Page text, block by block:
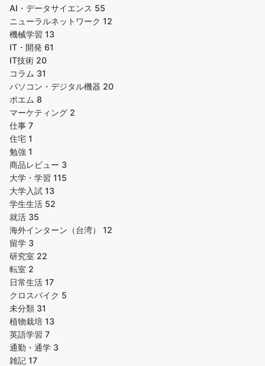
AI・データサイエンス 55
ニューラルネットワーク 12
機械学習 13
IT・開発 61
IT技術 20
コラム 31
パソコン・デジタル機器 20
ポエム 8
マーケティング 2
仕事 7
住宅 1
勉強 1
商品レビュー 3
大学・学習 115
大学入試 13
学生生活 52
就活 35
海外インターン（台湾） 12
留学 3
研究室 22
転室 2
日常生活 17
クロスバイク 5
未分類 31
植物栽培 13
英語学習 7
通勤・通学 3
雑記 17